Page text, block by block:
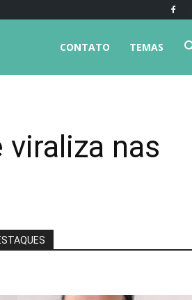
TEMAS
CONTATO
viraliza nas